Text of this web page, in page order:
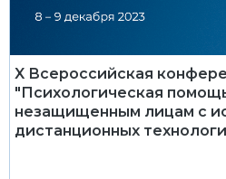
X Всероссийская
"Психологическая
незащищенным лицам с
дистанционных